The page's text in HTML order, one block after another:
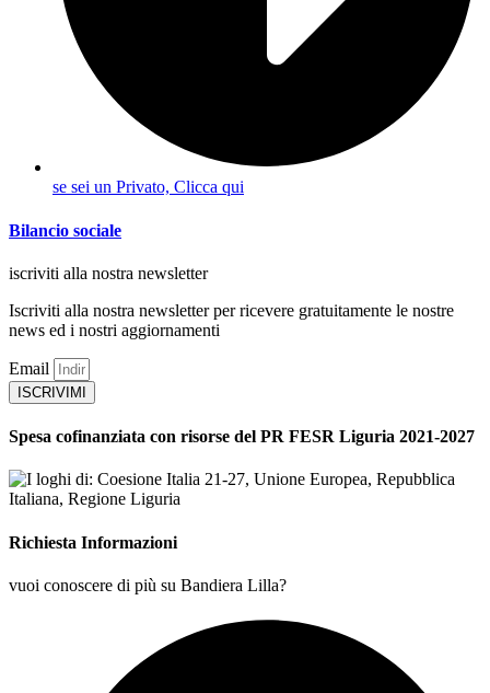
se sei un Privato, Clicca qui
Bilancio sociale
iscriviti alla nostra newsletter
Iscriviti alla nostra newsletter per ricevere gratuitamente le nostre
news ed i nostri aggiornamenti
Email
ISCRIVIMI
Spesa cofinanziata con risorse del PR FESR Liguria 2021-2027
Richiesta Informazioni
vuoi conoscere di più su Bandiera Lilla?